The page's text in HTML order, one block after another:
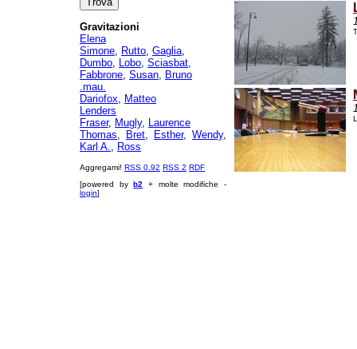
Gravitazioni
Elena
Simone, Rutto, Gaglia,
Dumbo, Lobo, Sciasbat,
Fabbrone, Susan, Bruno
.mau.
Dariofox, Matteo
Lenders
Fraser, Mugly, Laurence
Thomas, Bret, Esther, Wendy,
Karl A., Ross
Aggregami! RSS 0.92 RSS 2 RDF
[powered byb2
+ molte modifiche -
login]